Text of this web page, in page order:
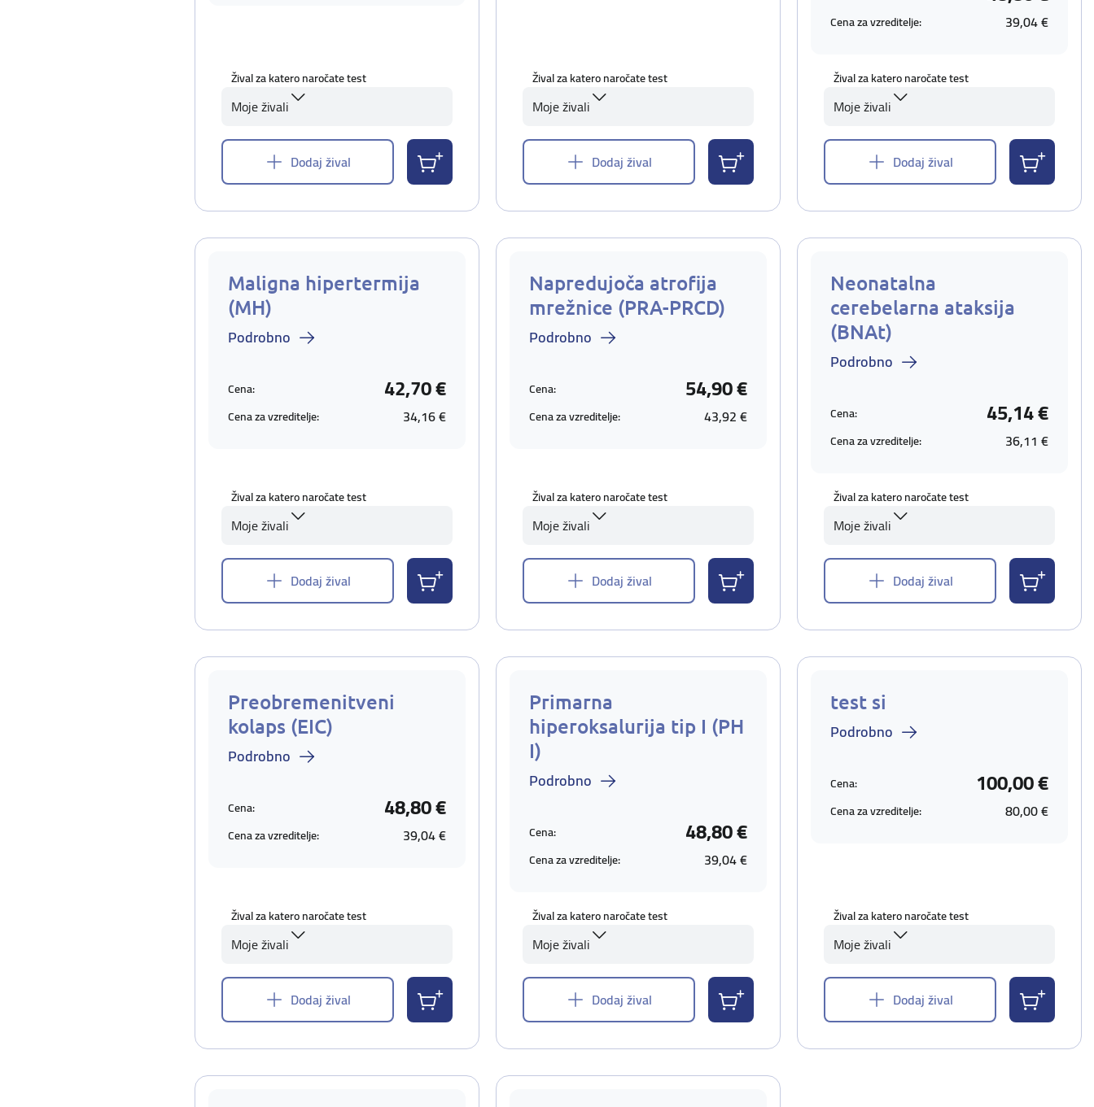
Žival za katero naročate test
Moje živali
Dodaj žival
Žival za katero naročate test
Moje živali
Dodaj žival
Cena za vzreditelje: 39,04 €
Žival za katero naročate test
Moje živali
Dodaj žival
Maligna hipertermija
(MH)
Podrobno
Cena: 42,70 €
Cena za vzreditelje: 34,16 €
Žival za katero naročate test
Moje živali
Dodaj žival
Napredujoča atrofija
mrežnice (PRA-PRCD)
Podrobno
Cena: 54,90 €
Cena za vzreditelje: 43,92 €
Žival za katero naročate test
Moje živali
Dodaj žival
Neonatalna
cerebelarna ataksija
(BNAt)
Podrobno
Cena: 45,14 €
Cena za vzreditelje: 36,11 €
Žival za katero naročate test
Moje živali
Dodaj žival
Preobremenitveni
kolaps (EIC)
Podrobno
Cena: 48,80 €
Cena za vzreditelje: 39,04 €
Žival za katero naročate test
Moje živali
Dodaj žival
Primarna
hiperoksalurija tip I (PH
I)
Podrobno
Cena: 48,80 €
Cena za vzreditelje: 39,04 €
Žival za katero naročate test
Moje živali
Dodaj žival
test si
Podrobno
Cena: 100,00 €
Cena za vzreditelje: 80,00 €
Žival za katero naročate test
Moje živali
Dodaj žival